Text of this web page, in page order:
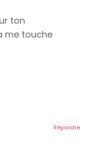
ton
me touche
Répondre